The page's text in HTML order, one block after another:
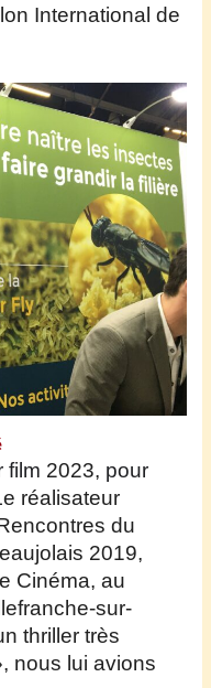
Internationalde
film 2023, pour
e réalisateur
du
2019,
Cinéma, au
sur-
thriller très
nous lui avions